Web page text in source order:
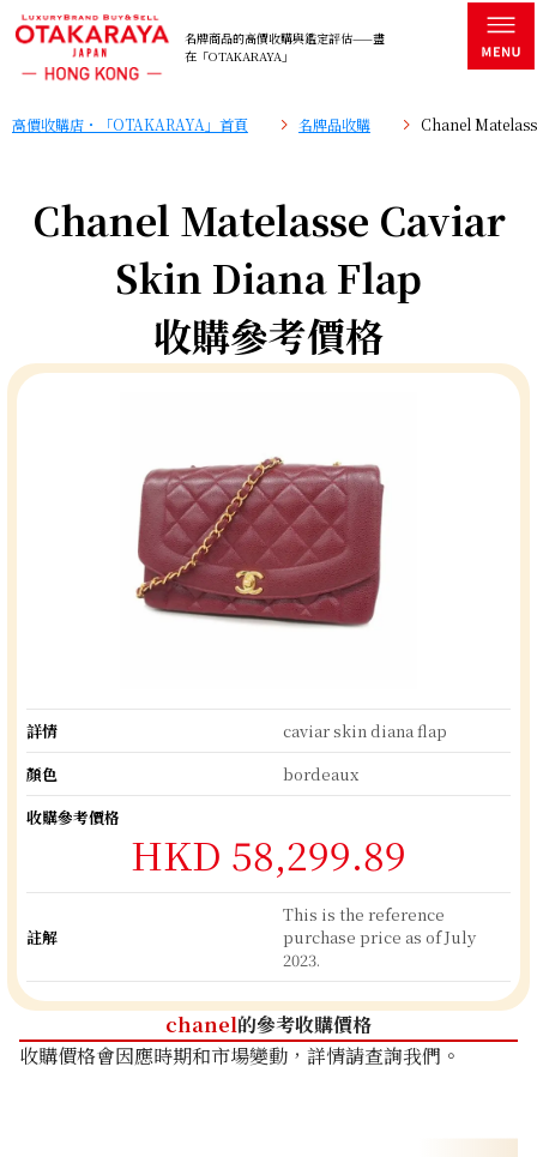
名牌商品的高價收購與鑑定評估——盡
在「OTAKARAYA」
高價收購店・「OTAKARAYA」首頁 名牌品收購 Chanel
Chanel Matelasse Caviar
Skin Diana Flap
收購參考價格
詳情
caviar skin diana flap
顏色
bordeaux
收購參考價格
HKD 58,299.89
註解
This is the reference
purchase price as of July
2023.
chanel的參考收購價格
收購價格會因應時期和市場變動，詳情請查詢我們。